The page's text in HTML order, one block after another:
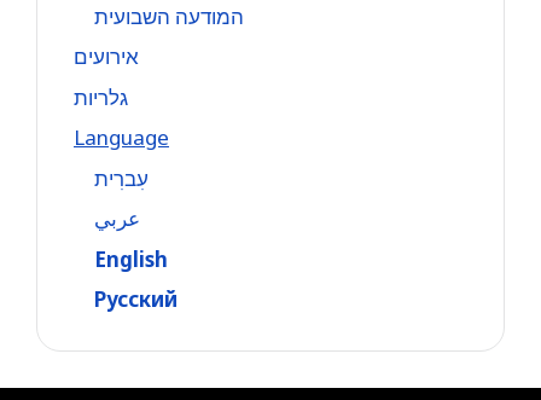
המודעה השבועית
אירועים
גלריות
Language
עִברִית
عربي
English
Русский